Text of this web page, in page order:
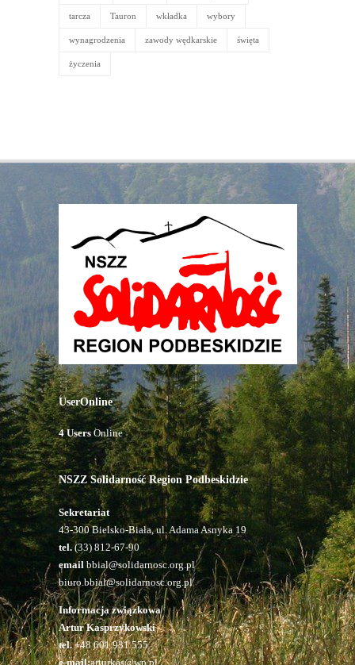
tarcza Tauron wkładka wybory
wynagrodzenia zawody wędkarskie święta
życzenia
UserOnline
4 UsersOnline
NSZZ Solidarność Region Podbeskidzie
Sekretariat
43-300 Bielsko-Biała, ul. Adama Asnyka 19
tel.(33) 812-67-90
email bbial@solidarnosc.org.pl
biuro.bbial@solidarnosc.org.pl
Informacja związkowa
Artur Kasprzykowski
tel.+48 601 931 555
e-mail:arturkas@wp.pl